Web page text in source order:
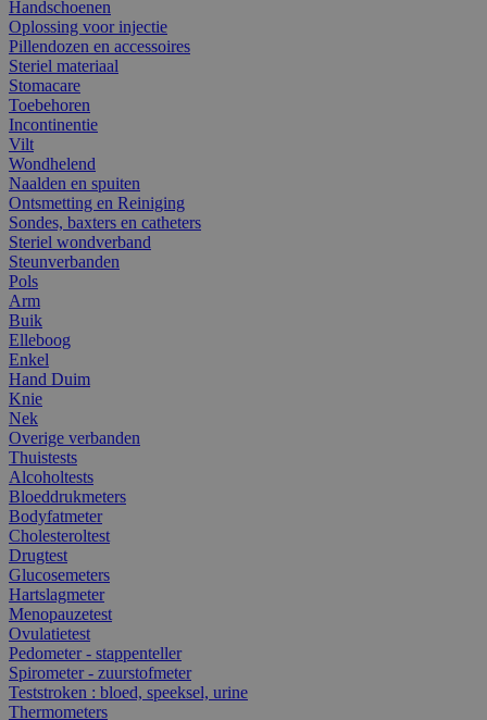
Handschoenen
Oplossing voor injectie
Pillendozen en accessoires
Steriel materiaal
Stomacare
Toebehoren
Incontinentie
Vilt
Wondhelend
Naalden en spuiten
Ontsmetting en Reiniging
Sondes, baxters en catheters
Steriel wondverband
Steunverbanden
Pols
Arm
Buik
Elleboog
Enkel
Hand Duim
Knie
Nek
Overige verbanden
Thuistests
Alcoholtests
Bloeddrukmeters
Bodyfatmeter
Cholesteroltest
Drugtest
Glucosemeters
Hartslagmeter
Menopauzetest
Ovulatietest
Pedometer - stappenteller
Spirometer - zuurstofmeter
Teststroken : bloed, speeksel, urine
Thermometers